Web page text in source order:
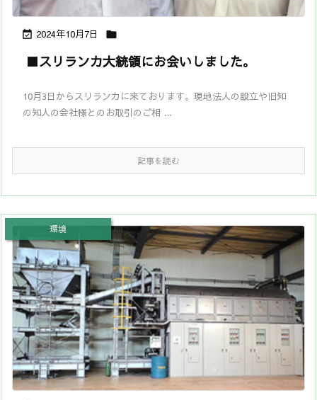
 2024年10月7日 
■スリランカ大統領にお会いしました。
10月3日からスリランカに来ております。現地法人の設立や旧知
の知人の会社様とのお取引のご相 ...
記事を読む
環境